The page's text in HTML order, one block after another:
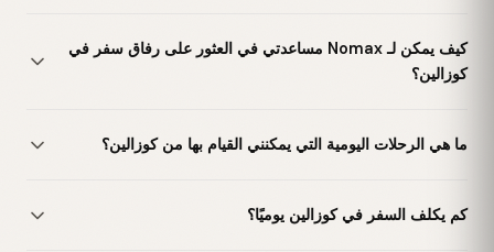
كيف يمكن لـ Nomax مساعدتي في العثور على رفاق سفر في
كوزالين؟
ما هي الرحلات اليومية التي يمكنني القيام بها من كوزالين؟
كم يكلف السفر في كوزالين يوميًا؟